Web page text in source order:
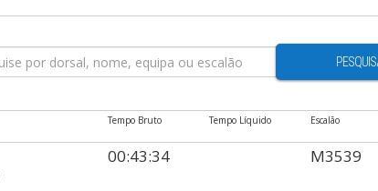
Tempo Bruto Tempo Líquido Escalão
00:43:34 M3539